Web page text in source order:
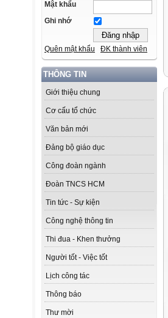
Mật khẩu
Ghi nhớ
Quên mật khẩu ĐK thành viên
THÔNG TIN
Giới thiệu chung
Cơ cấu tổ chức
Văn bản mới
Đảng bộ giáo dục
Công đoàn ngành
Đoàn TNCS HCM
Tin tức - Sự kiện
Công nghệ thông tin
Thi đua - Khen thưởng
Người tốt - Việc tốt
Lịch công tác
Thông báo
Thư mời